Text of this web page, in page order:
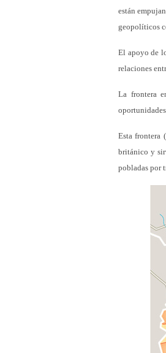
están
geopolíticos
El apoyo de
relaciones
La frontera
Esta frontera
británico y
pobladas por